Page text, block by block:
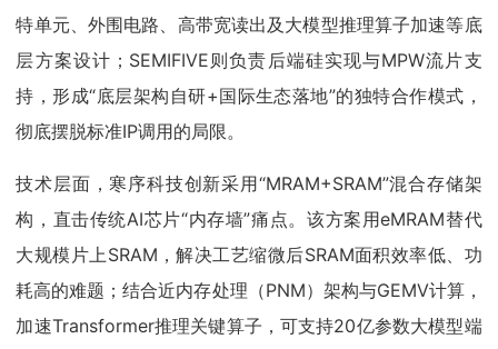
特单元、外围电路、高带宽读出及大模型推理算子加速等底
层方案设计；SEMIFIVE则负责后端硅实现与MPW流片支
持，形成“底层架构自研+国际生态落地”的独特合作模式，
彻底摆脱标准IP调用的局限。
技术层面，寒序科技创新采用“MRAM+SRAM”混合存储架
构，直击传统AI芯片“内存墙”痛点。该方案用eMRAM替代
大规模片上SRAM，解决工艺缩微后SRAM面积效率低、功
耗高的难题；结合近内存处理（PNM）架构与GEMV计算，
加速Transformer推理关键算子，可支持20亿参数大模型端